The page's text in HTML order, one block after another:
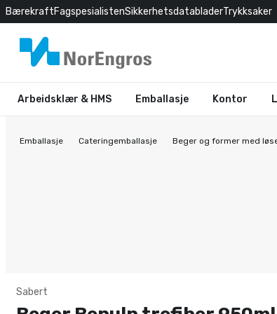
BærekraftFagspesialistenSikkerhetsdatabladerTrykksaker
Arbeidsklær & HMS Emballasje Kontor
Emballasje Cateringemballasje Beger og former med
Sabert